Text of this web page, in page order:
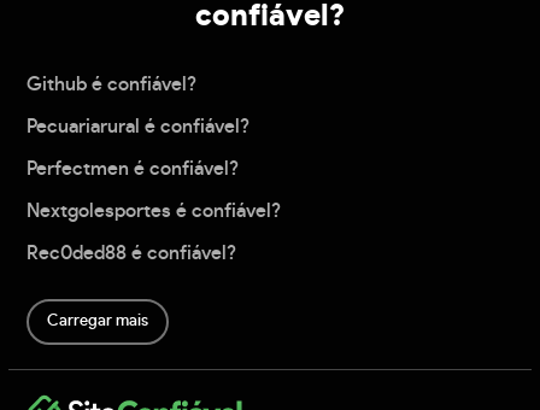
confiável?
Github é confiável?
Pecuariarural é confiável?
Perfectmen é confiável?
Nextgolesportes é confiável?
Rec0ded88 é confiável?
Carregar mais